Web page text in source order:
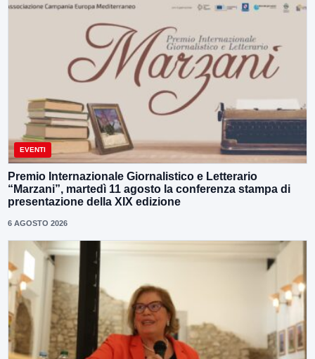
EVENTI
Premio Internazionale Giornalistico e Letterario
“Marzani”, martedì 11 agosto la conferenza stampa di
presentazione della XIX edizione
6 AGOSTO 2026